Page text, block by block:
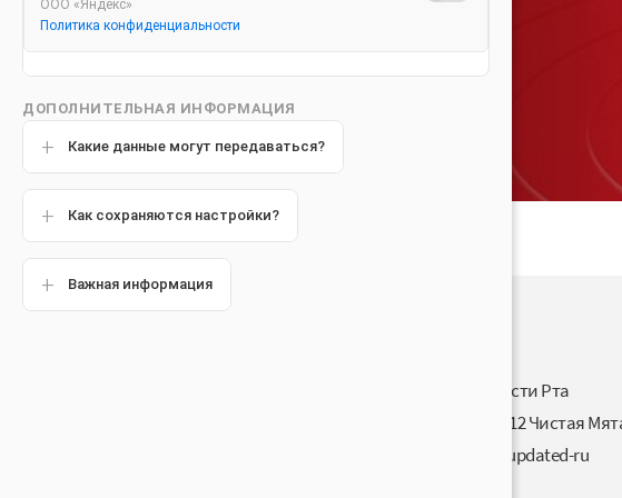
Ополаскиватели Для Полости Рта
Зубная паста Colgate Total 12 Чистая
colgate-max-white-fresh-ru-updated-ru
ООО «Яндекс»
Политика конфиденциальности
ДОПОЛНИТЕЛЬНАЯ ИНФОРМАЦИЯ
Какие данные могут передаваться?
Как сохраняются настройки?
Важная информация